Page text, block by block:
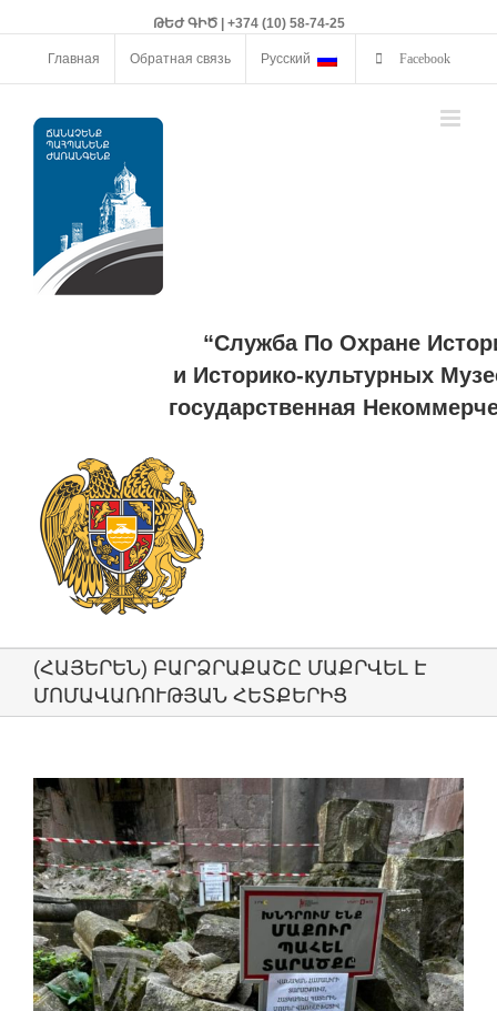
ԹԵԺ ԳԻԾ | +374 (10) 58-74-25
Главная Обратная связь Русский Facebook
“Служба По Охране
и Историко-культурных
государственная
(ՀԱՅԵՐԵՆ) ԲԱՐՁՐԱՔԱՇԸ ՄԱՔՐՎԵԼ Է
ՄՈՄԱՎԱՌՈՒԹՅԱՆ ՀԵՏՔԵՐԻՑ
View
Larger
Image